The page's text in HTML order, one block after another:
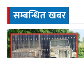
सम्बन्धित खबर